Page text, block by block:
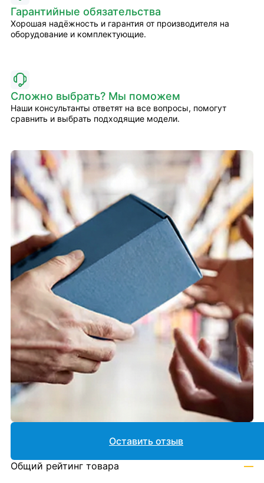
Гарантийные обязательства
Хорошая надёжность и гарантия от производителя на
оборудование и комплектующие.
Сложно выбрать? Мы поможем
Наши консультанты ответят на все вопросы, помогут
сравнить и выбрать подходящие модели.
Оставить отзыв
Общий рейтинг товара —